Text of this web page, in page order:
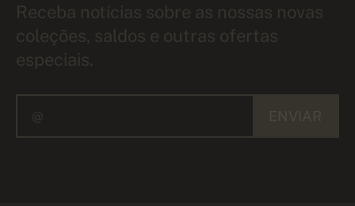
Receba notícias sobre as nossas novas
coleções, saldos e outras ofertas
especiais.